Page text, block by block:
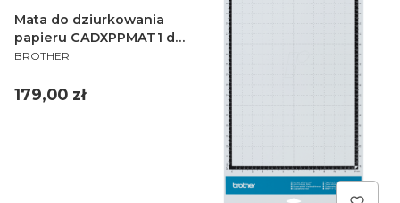
Mata do dziurkowania
papieru CADXPPMAT1 do
ploterów Brother
PRODUCENT
BROTHER
Cena
179,00 zł